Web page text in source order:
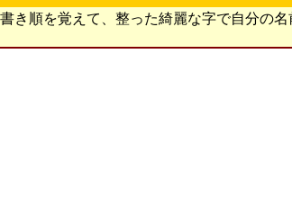
き順を覚えて、整った綺麗な字で自分の